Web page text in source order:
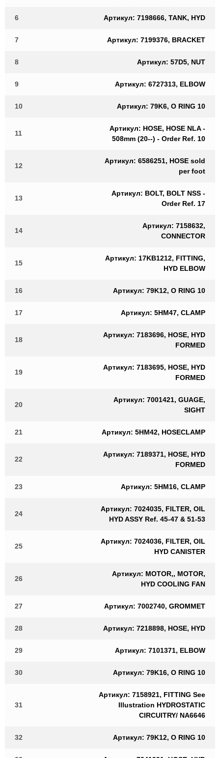
6 Артикул: 7198666, TANK, HYD
7 Артикул: 7199376, BRACKET
8 Артикул: 57D5, NUT
9 Артикул: 6727313, ELBOW
10 Артикул: 79K6, O RING 10
11
Артикул: HOSE, HOSE NLA -
508mm (20--) - Order Ref. 10
12
Артикул: 6586251, HOSE sold
per foot
13
Артикул: BOLT, BOLT NSS -
Order Ref. 17
14
Артикул: 7158632,
CONNECTOR
15
Артикул: 17KB1212, FITTING,
HYD ELBOW
16 Артикул: 79K12, O RING 10
17 Артикул: 5HM47, CLAMP
18
Артикул: 7183696, HOSE, HYD
FORMED
19
Артикул: 7183695, HOSE, HYD
FORMED
20
Артикул: 7001421, GUAGE,
SIGHT
21 Артикул: 5HM42, HOSECLAMP
22
Артикул: 7189371, HOSE, HYD
FORMED
23 Артикул: 5HM16, CLAMP
24
Артикул: 7024035, FILTER, OIL
HYD ASSY Ref. 45-47 & 51-53
25
Артикул: 7024036, FILTER, OIL
HYD CANISTER
26
Артикул: MOTOR,, MOTOR,
HYD COOLING FAN
27 Артикул: 7002740, GROMMET
28 Артикул: 7218898, HOSE, HYD
29 Артикул: 7101371, ELBOW
30 Артикул: 79K16, O RING 10
31
Артикул: 7158921, FITTING See
Illustration HYDROSTATIC
CIRCUITRY/ NA6646
32 Артикул: 79K12, O RING 10